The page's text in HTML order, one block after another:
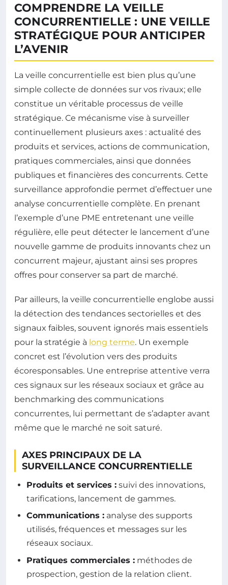
COMPRENDRE LA VEILLE
CONCURRENTIELLE : UNE VEILLE
STRATÉGIQUE POUR ANTICIPER
L’AVENIR
La veille concurrentielle est bien plus qu’une
simple collecte de données sur vos rivaux; elle
constitue un véritable processus de veille
stratégique. Ce mécanisme vise à surveiller
continuellement plusieurs axes : actualité des
produits et services, actions de communication,
pratiques commerciales, ainsi que données
publiques et financières des concurrents. Cette
surveillance approfondie permet d’effectuer une
analyse concurrentielle complète. En prenant
l’exemple d’une PME entretenant une veille
régulière, elle peut détecter le lancement d’une
nouvelle gamme de produits innovants chez un
concurrent majeur, ajustant ainsi ses propres
offres pour conserver sa part de marché.
Par ailleurs, la veille concurrentielle englobe aussi
la détection des tendances sectorielles et des
signaux faibles, souvent ignorés mais essentiels
pour la stratégie à long terme. Un exemple
concret est l’évolution vers des produits
écoresponsables. Une entreprise attentive verra
ces signaux sur les réseaux sociaux et grâce au
benchmarking des communications
concurrentes, lui permettant de s’adapter avant
même que le marché ne soit saturé.
AXES PRINCIPAUX DE LA
SURVEILLANCE CONCURRENTIELLE
Produits et services : suivi des innovations,
tarifications, lancement de gammes.
Communications : analyse des supports
utilisés, fréquences et messages sur les
réseaux sociaux.
Pratiques commerciales : méthodes de
prospection, gestion de la relation client.